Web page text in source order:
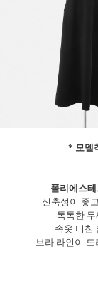
* 모델
폴리에스
신축성이 좋
톡톡한
속옷 비침
브라 라인이